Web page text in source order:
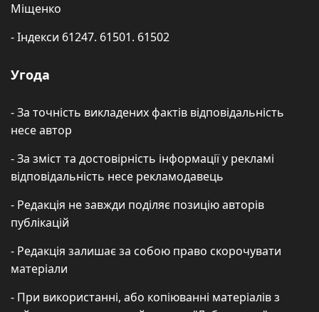
Міщенко
- Індекси 61247. 61501. 61502
Угода
- За точність викладених фактів відповідальність
несе автор
- За зміст та достовірність інформації у рекламі
відповідальність несе рекламодавець
- Редакція не завжди поділяє позицію авторів
публікацій
- Редакція залишає за собою право скорочувати
матеріали
- При використанні, або копіюванні матеріалів з